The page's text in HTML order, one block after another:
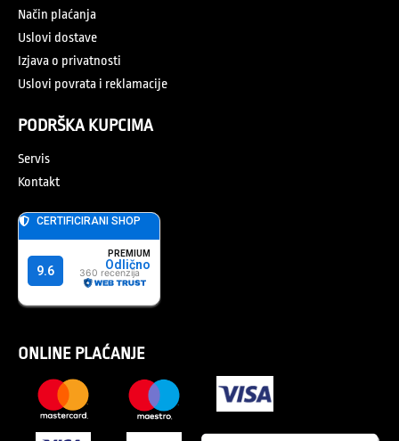
Način plaćanja
Uslovi dostave
Izjava o privatnosti
Uslovi povrata i reklamacije
PODRŠKA KUPCIMA
Servis
Kontakt
ONLINE PLAĆANJE